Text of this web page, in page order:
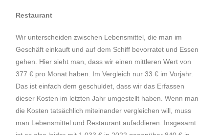
Restaurant
Wir unterscheiden zwischen Lebensmittel, die man im
Geschäft einkauft und auf dem Schiff bevorratet und Essen
gehen. Hier sieht man, dass wir einen mittleren Wert von
377 € pro Monat haben. Im Vergleich nur 33 € im Vorjahr.
Das ist einfach dem geschuldet, dass wir das Erfassen
dieser Kosten im letzten Jahr umgestellt haben. Wenn man
die Kosten tatsächlich miteinander vergleichen will, muss
man Lebensmittel und Restaurant aufaddieren. Insgesamt